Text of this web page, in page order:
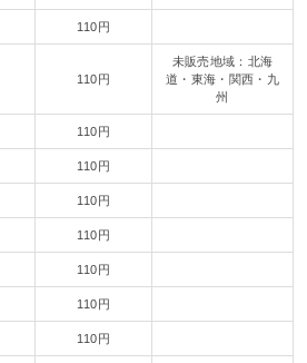
110円
110円
未販売地域：北海
道・東海・関西・九
州
110円
110円
110円
110円
110円
110円
110円